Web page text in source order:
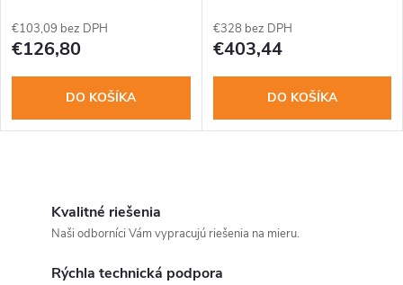
€103,09 bez DPH
€126,80
DO KOŠÍKA
€328 bez DPH
€403,44
DO KOŠÍKA
Kvalitné riešenia
Naši odborníci Vám vypracujú riešenia na mieru.
Rýchla technická podpora